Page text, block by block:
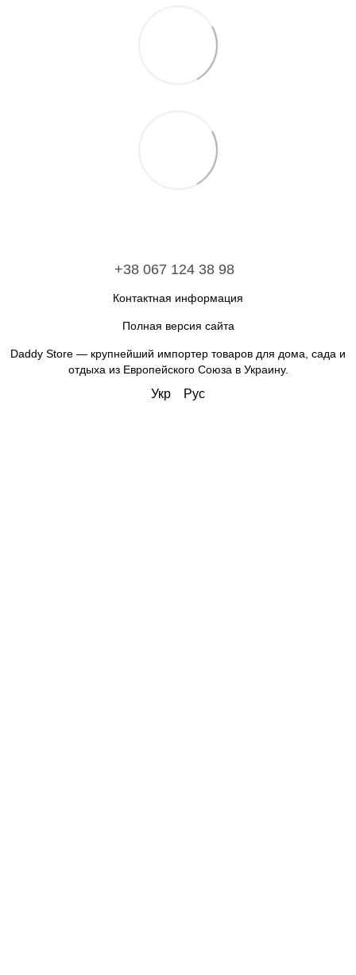
+38 067 124 38 98
Контактная информация
Полная версия сайта
Daddy Store — крупнейший импортер товаров для дома, сада и
отдыха из Европейского Союза в Украину.
Укр Рус